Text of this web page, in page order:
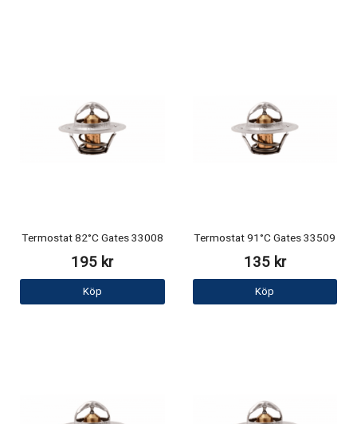
Termostat 82°C Gates 33008
195 kr
Köp
Termostat 91°C Gates 33509
135 kr
Köp